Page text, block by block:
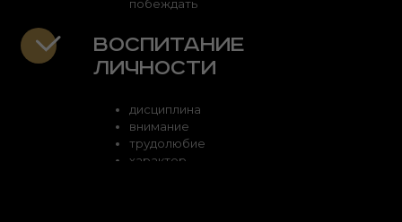
побеждать
дисциплина
внимание
трудолюбие
характер
Воспитание
личности